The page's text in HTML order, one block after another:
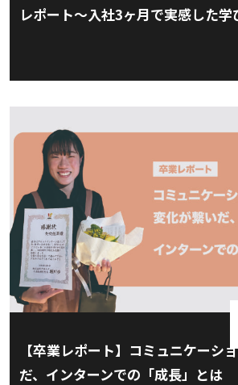
レポート〜入社3ヶ月で実感した学
【卒業レポート】コミュニケーシ
だ、インターンでの「成長」とは